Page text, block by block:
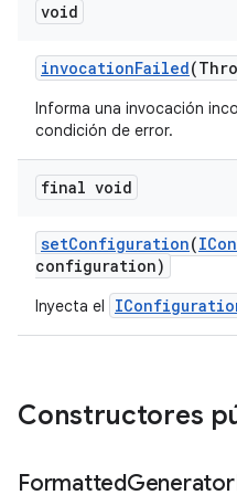
void
invocationFailed
Informa una invocación
condición de error.
final void
setConfiguration(
configuration)
Inyecta el
Constructores
FormattedGenerator